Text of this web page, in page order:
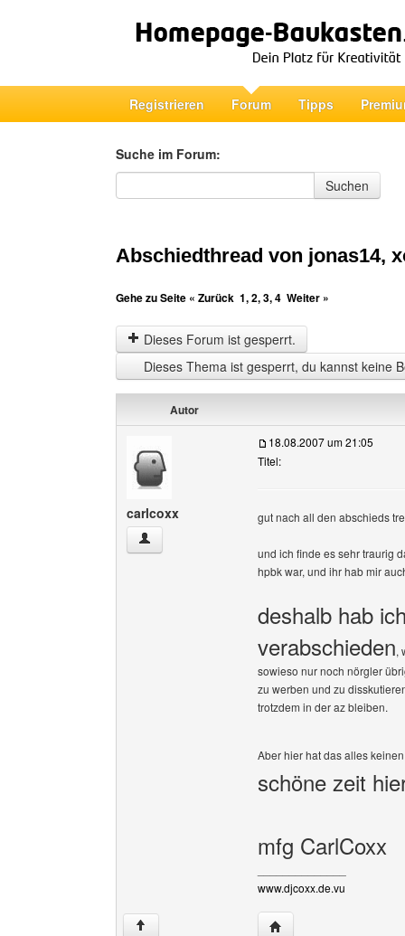
Registrieren Forum Tipps
Suche im Forum:
Suche im Forum
Suchen
Abschiedthread von jonas14,
Gehe zu Seite « Zurück 1,2,3,4 Weiter »
Dieses Forum ist gesperrt.
Dieses Thema ist gesperrt, du kannst keine
Autor
carlcoxx
carlcoxx Benutzer-Profile anzeigen
18.08.2007 um 21:05
Titel:
gut nach all den abschieds
und ich finde es sehr traurig
hpbk war, und ihr hab mir
deshalb hab
verabschieden,
sowieso nur noch nörgler
zu werben und zu
trotzdem in der az bleiben.
Aber hier hat das alles
schöne zeit
mfg CarlCoxx
www.djcoxx.de.vu
↑ Website dieses